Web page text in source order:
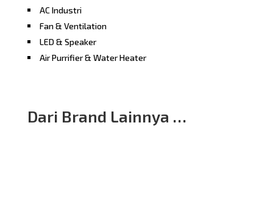
AC Industri
Fan & Ventilation
LED & Speaker
Air Purrifier & Water Heater
Dari Brand Lainnya …